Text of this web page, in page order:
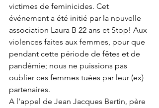
victimes de feminicides. Cet
événement a été initié par la nouvelle
association Laura B 22 ans et Stop! Aux
violences faites aux femmes, pour que
pendant cette période de fêtes et de
pandémie; nous ne puissions pas
oublier ces femmes tuées par leur (ex)
partenaires.
A l’appel de Jean Jacques Bertin, père